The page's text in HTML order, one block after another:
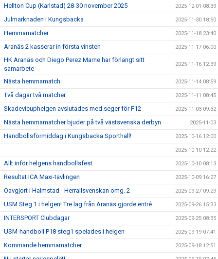
Hellton Cup (Karlstad) 28-30 november 2025 2025-12-01 08:39
Julmarknaden i Kungsbacka 2025-11-30 18:50
Hemmamatcher 2025-11-18 23:40
Aranäs 2 kasserar in första vinsten 2025-11-17 06:00
HK Aranäs och Diego Perez Marne har förlängt sitt
samarbete
2025-11-16 12:39
Nästa hemmamatch 2025-11-14 08:59
Två dagar två matcher 2025-11-11 08:45
Skadevicuphelgen avslutades med seger för F12 2025-11-03 09:32
Nästa hemmamatcher bjuder på två västsvenska derbyn 2025-11-03
Handbollsförmiddag i Kungsbacka Sporthall! 2025-10-16 12:00
2025-10-10 12:22
Allt inför helgens handbollsfest 2025-10-10 08:13
Resultat ICA Maxi-tävlingen 2025-10-09 16:27
Oavgjort i Halmstad - Herrallsvenskan omg. 2 2025-09-27 09:29
USM Steg 1 i helgen! Tre lag från Aranäs gjorde entré 2025-09-26 15:33
INTERSPORT Clubdagar 2025-09-25 08:35
USM-handboll P18 steg1 spelades i helgen 2025-09-19 07:41
Kommande hemmamatcher 2025-09-18 12:51